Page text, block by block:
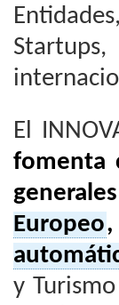
El
fomenta
Europeo
y